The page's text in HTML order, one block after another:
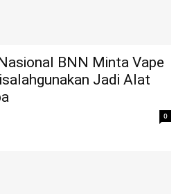
BNN Minta Vape
Jadi Alat
0